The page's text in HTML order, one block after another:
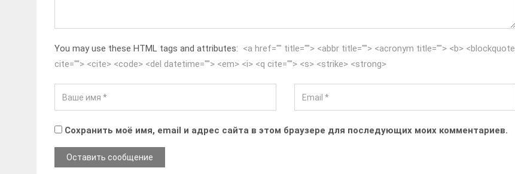
You may use these HTML tags and attributes: <a href="" title=""> <abbr title=""> <acronym title=""> <b> <blockquote
cite=""> <cite> <code> <del datetime=""> <em> <i> <q cite=""> <s> <strike> <strong>
Сохранить моё имя, email и адрес сайта в этом браузере для последующих моих комментариев.